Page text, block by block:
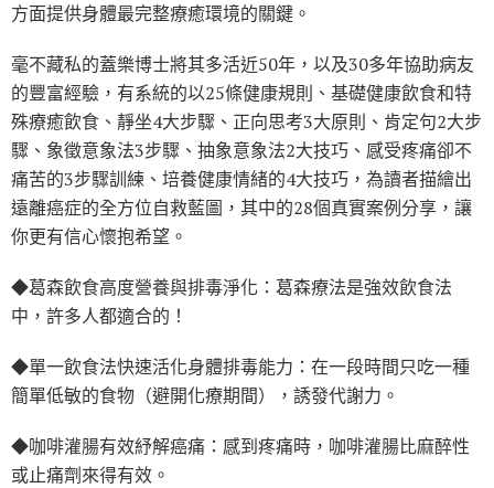
方面提供身體最完整療癒環境的關鍵。
毫不藏私的蓋樂博士將其多活近50年，以及30多年協助病友
的豐富經驗，有系統的以25條健康規則、基礎健康飲食和特
殊療癒飲食、靜坐4大步驟、正向思考3大原則、肯定句2大步
驟、象徵意象法3步驟、抽象意象法2大技巧、感受疼痛卻不
痛苦的3步驟訓練、培養健康情緒的4大技巧，為讀者描繪出
遠離癌症的全方位自救藍圖，其中的28個真實案例分享，讓
你更有信心懷抱希望。
◆葛森飲食高度營養與排毒淨化：葛森療法是強效飲食法
中，許多人都適合的！
◆單一飲食法快速活化身體排毒能力：在一段時間只吃一種
簡單低敏的食物（避開化療期間），誘發代謝力。
◆咖啡灌腸有效紓解癌痛：感到疼痛時，咖啡灌腸比麻醉性
或止痛劑來得有效。